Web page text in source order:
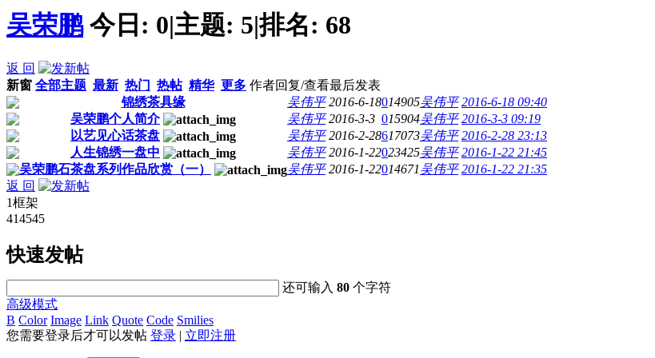
吴荣鹏 今日: 0|主题: 5|排名: 68
返 回
新窗 全部主题 最新 热门 热帖 精华 更多 作者回复/查看最后发表
锦绣茶具缘
吴伟平 2016-6-18014905吴伟平 2016-6-18 09:40
吴荣鹏个人简介
吴伟平 2016-3-3 015904吴伟平 2016-3-3 09:19
以艺见心话茶盘
吴伟平 2016-2-28617073吴伟平 2016-2-28 23:13
人生锦绣一盘中
吴伟平 2016-1-22023425吴伟平 2016-1-22 21:45
吴荣鹏石茶盘系列作品欣赏（一）
吴伟平 2016-1-22014671吴伟平 2016-1-22 21:35
返 回
1框架
414545
快速发帖
还可输入80 个字符
高级模式
B Color Image Link Quote Code Smilies
您需要登录后才可以发帖 登录 | 立即注册